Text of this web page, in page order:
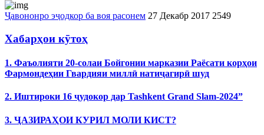
Ҷавононро эҷодкор ба воя расонем 27 Декабр 2017 2549
Хабарҳои кӯтоҳ
1. Фаъолияти 20-солаи Бойгонии марказии Раёсати корҳои
Фармондеҳии Гвардияи миллӣ натиҷагирӣ шуд
2. Иштироки 16 ҷудокор дар Tashkent Grand Slam-2024”
3. ҶАЗИРАҲОИ КУРИЛ МОЛИ КИСТ?